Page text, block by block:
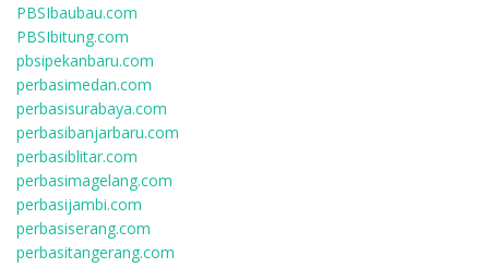
PBSIbaubau.com
PBSIbitung.com
pbsipekanbaru.com
perbasimedan.com
perbasisurabaya.com
perbasibanjarbaru.com
perbasiblitar.com
perbasimagelang.com
perbasijambi.com
perbasiserang.com
perbasitangerang.com